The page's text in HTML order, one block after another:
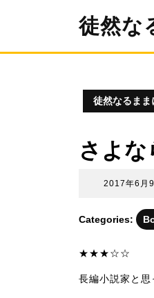
ン
徒然な
徒然なるまま
さよ
2017年6月9
Categories:
★★★☆☆
長編小説家と思